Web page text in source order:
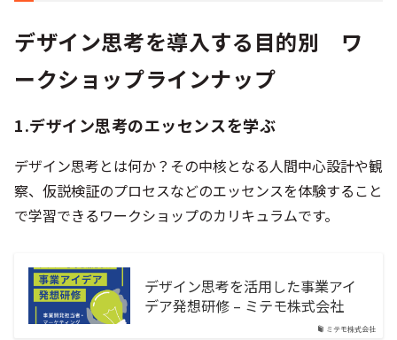
デザイン思考を導入する目的別 ワ
ークショップラインナップ
1.デザイン思考のエッセンスを学ぶ
デザイン思考とは何か？その中核となる人間中心設計や観
察、仮説検証のプロセスなどのエッセンスを体験すること
で学習できるワークショップのカリキュラムです。
ミテモ株式会社
デザイン思考を活用した事業アイ
デア発想研修 – ミテモ株式会社